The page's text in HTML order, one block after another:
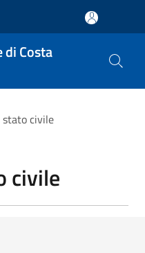
di Costa
stato civile
civile